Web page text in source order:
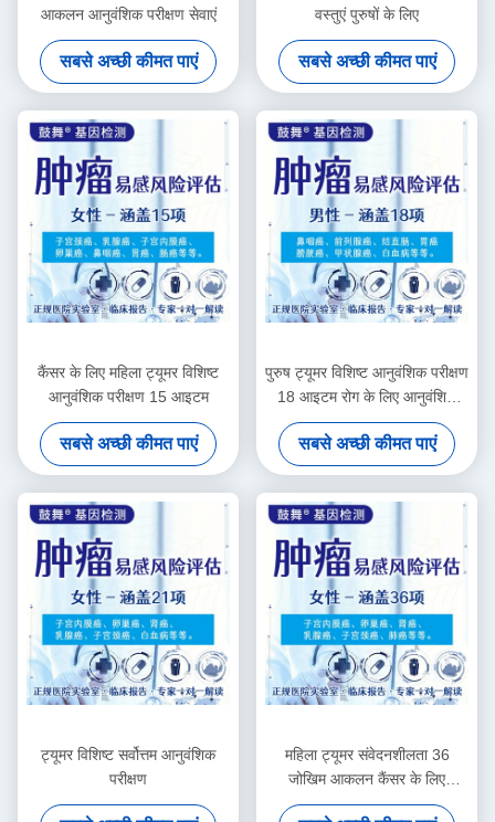
आकलन आनुवंशिक परीक्षण सेवाएं
सबसे अच्छी कीमत पाएं
वस्तुएं पुरुषों के लिए
सबसे अच्छी कीमत पाएं
कैंसर के लिए महिला ट्यूमर विशिष्ट
आनुवंशिक परीक्षण 15 आइटम
सबसे अच्छी कीमत पाएं
पुरुष ट्यूमर विशिष्ट आनुवंशिक परीक्षण
18 आइटम रोग के लिए आनुवंशिक
परीक्षण
सबसे अच्छी कीमत पाएं
ट्यूमर विशिष्ट सर्वोत्तम आनुवंशिक
परीक्षण
महिला ट्यूमर संवेदनशीलता 36
जोखिम आकलन कैंसर के लिए
आनुवंशिक परीक्षण